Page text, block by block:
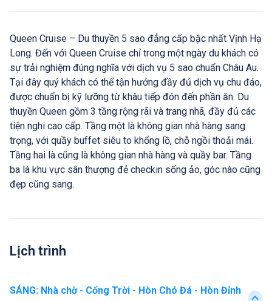
Queen Cruise – Du thuyền 5 sao đẳng cấp bậc nhất Vịnh Hạ
Long. Đến với Queen Cruise chỉ trong một ngày du khách có
sự trải nghiệm đúng nghĩa với dịch vụ 5 sao chuẩn Châu Au.
Tại đây quý khách có thể tận hưởng đầy đủ dịch vụ chu đáo,
được chuẩn bị kỹ lưỡng từ khâu tiếp đón đến phần ăn. Du
thuyền Queen gồm 3 tầng rộng rãi và trang nhã, đầy đủ các
tiện nghi cao cấp. Tầng một là không gian nhà hàng sang
trọng, với quầy buffet siêu to khổng lồ, chỗ ngồi thoải mái.
Tầng hai là cũng là không gian nhà hàng và quầy bar. Tầng
ba là khu vực sân thượng đẻ checkin sống ảo, góc nào cũng
đẹp cũng sang.
Lịch trình
SÁNG: Nhà chờ - Cổng Trời - Hòn Chó Đá - Hòn Đỉnh